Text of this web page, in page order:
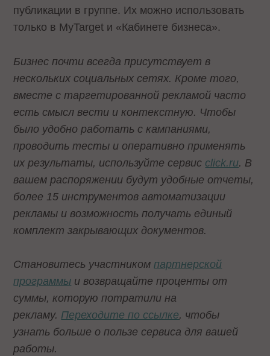
публикации в группе. Их можно использовать
только в MyTarget и «Кабинете бизнеса».
Бизнес почти всегда присутствует в
нескольких социальных сетях. Кроме того,
вместе с таргетированной рекламой часто
есть смысл вести и контекстную. Чтобы
было удобно работать с кампаниями,
проводить тесты и оперативно применять
их результаты, используйте сервис click.ru. В
вашем распоряжении будут удобные отчеты,
более 15 инструментов автоматизации
рекламы и возможность получать единый
комплект закрывающих документов.
Становитесь участникомпартнерской
программы и возвращайте проценты от
суммы, которую потратили на
рекламу. Переходите по ссылке, чтобы
узнать больше о пользе сервиса для вашей
работы.